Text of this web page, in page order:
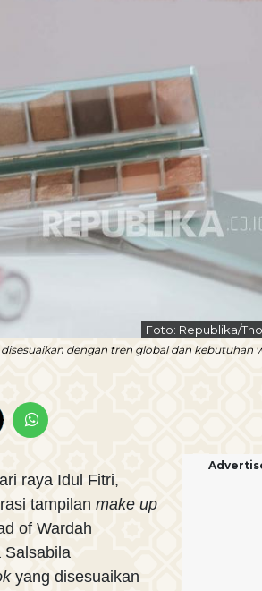
Foto: Republika/
dengan tren global dan kebutuhan
raya Idul Fitri,
tampilan make up
of Wardah
Salsabila
yang disesuaikan